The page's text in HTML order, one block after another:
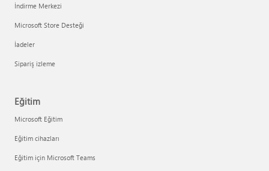
İndirme Merkezi
Microsoft Store Desteği
İadeler
Sipariş izleme
Eğitim
Microsoft Eğitim
Eğitim cihazları
Eğitim için Microsoft Teams